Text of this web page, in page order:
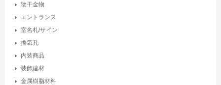
物干金物
エントランス
室名札/サイン
換気孔
内装商品
装飾建材
金属樹脂材料